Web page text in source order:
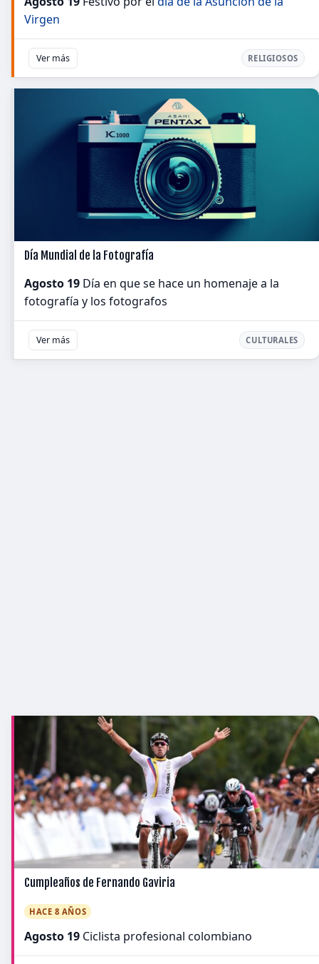
Virgen
Ver más RELIGIOSOS
Día Mundial de la Fotografía
Agosto 19 Día en que se hace un homenaje a la
fotografía y los fotografos
Ver más CULTURALES
Cumpleaños de Fernando Gaviria
HACE 8 AÑOS
Agosto 19 Ciclista profesional colombiano